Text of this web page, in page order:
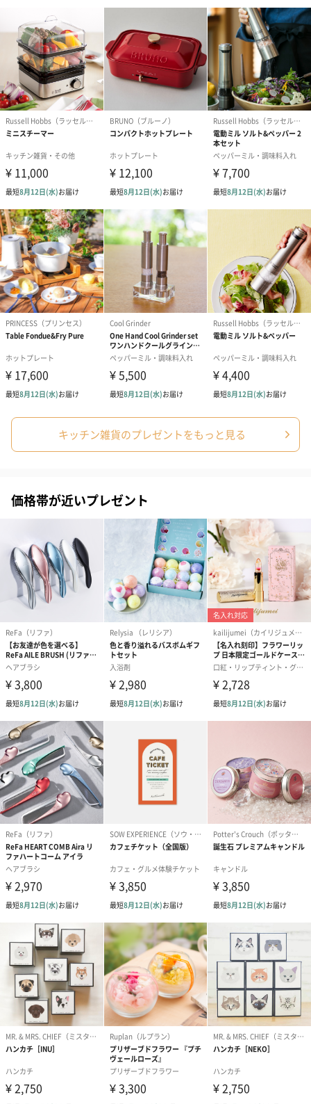
い。パッケージに入れてお届けします。
プリザーブドフラワー
ブーケ（ピンク）
（2,580円）
プリザーブドフラワー
ブーケ（ブルー）
（2,580円）
アミュレット
ク）（1,500円
ぬいぐるみ
愛らしいぬいぐるみを同梱してお届けします。
誕生日・記念日・出産祝いなどのシーンにおすすめです。
（2,390円）
（1,760円）
ル）（1,760円
紅茶・コーヒー・スイーツ
アールグレイ（HAPPY
BIRTHDAY TO YOU）
（660円）
アールグレイティー
（660円）
フルーツティ
円）
スイーツ
スイーツを同梱してお届けいたします。ギフトへの＋αにおすすめ
です。
ゼリーバウム カット
（レモン＆紅茶）（432
円）
麦わらパンダバウム
（バナナ味）（540円）
3層デザート
ェ〜国産フル
り〜 3号（
スキンケアグッズ
スキンケアグッズを同梱してお届けします。
キッチン雑貨のプレゼントをもっと見る
価格帯が近いプレゼント